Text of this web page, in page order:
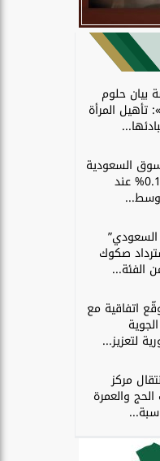
بيان حلوم
تأهيل المرأة
السعودية
يتراجع 0.12% عند
وسط...
صكوك
الفئة...
اتفاقية مع
لتعزيز...
مركز
والعمرة